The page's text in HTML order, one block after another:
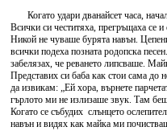
Когато удари дванайсет часа,
Всички си честитяха, прегръщаха се
Никой не чуваше бурята навън.
всички подеха позната родопска
забелязах, че реването липсваше.
Представих си баба как стои сама до
да извикам: „Ей хора, върнете
гърлото ми не излизаше звук. Там
Когато се събудих слънцето
навън и видях как майка ми